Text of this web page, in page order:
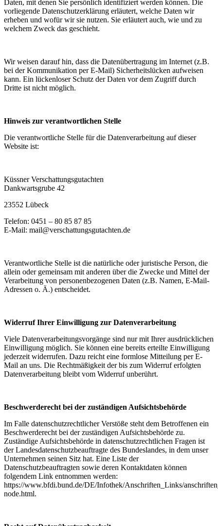
Daten, mit denen Sie persönlich identifiziert werden können. Die
vorliegende Datenschutzerklärung erläutert, welche Daten wir
erheben und wofür wir sie nutzen. Sie erläutert auch, wie und zu
welchem Zweck das geschieht.
Wir weisen darauf hin, dass die Datenübertragung im Internet (z.B.
bei der Kommunikation per E-Mail) Sicherheitslücken aufweisen
kann. Ein lückenloser Schutz der Daten vor dem Zugriff durch
Dritte ist nicht möglich.
Hinweis zur verantwortlichen Stelle
Die verantwortliche Stelle für die Datenverarbeitung auf dieser
Website ist:
Küssner Verschattungsgutachten
Dankwartsgrube 42
23552 Lübeck
Telefon: 0451 – 80 85 87 85
E-Mail: mail@verschattungsgutachten.de
Verantwortliche Stelle ist die natürliche oder juristische Person, die
allein oder gemeinsam mit anderen über die Zwecke und Mittel der
Verarbeitung von personenbezogenen Daten (z.B. Namen, E-Mail-
Adressen o. Ä.) entscheidet.
Widerruf Ihrer Einwilligung zur Datenverarbeitung
Viele Datenverarbeitungsvorgänge sind nur mit Ihrer ausdrücklichen
Einwilligung möglich. Sie können eine bereits erteilte Einwilligung
jederzeit widerrufen. Dazu reicht eine formlose Mitteilung per E-
Mail an uns. Die Rechtmäßigkeit der bis zum Widerruf erfolgten
Datenverarbeitung bleibt vom Widerruf unberührt.
Beschwerderecht bei der zuständigen Aufsichtsbehörde
Im Falle datenschutzrechtlicher Verstöße steht dem Betroffenen ein
Beschwerderecht bei der zuständigen Aufsichtsbehörde zu.
Zuständige Aufsichtsbehörde in datenschutzrechtlichen Fragen ist
der Landesdatenschutzbeauftragte des Bundeslandes, in dem unser
Unternehmen seinen Sitz hat. Eine Liste der
Datenschutzbeauftragten sowie deren Kontaktdaten können
folgendem Link entnommen werden:
https://www.bfdi.bund.de/DE/Infothek/Anschriften_Links/
node.html.